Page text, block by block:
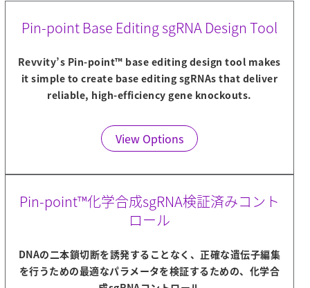
Pin-point Base Editing sgRNA Design Tool
Revvity’s Pin-point™ base editing design tool makes
it simple to create base editing sgRNAs that deliver
reliable, high-efficiency gene knockouts.
View Options
Pin-point™化学合成sgRNA検証済みコント
ロール
DNAの二本鎖切断を誘発することなく、正確な遺伝子編集
を行うための最適なパラメータを検証するための、化学合